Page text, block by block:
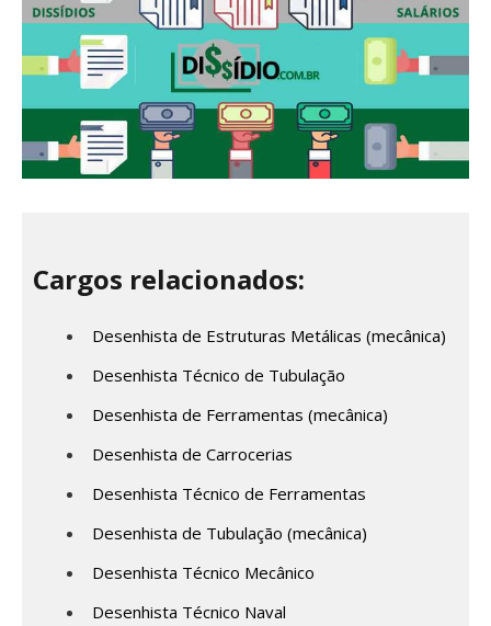
Cargos relacionados:
Desenhista de Estruturas Metálicas (mecânica)
Desenhista Técnico de Tubulação
Desenhista de Ferramentas (mecânica)
Desenhista de Carrocerias
Desenhista Técnico de Ferramentas
Desenhista de Tubulação (mecânica)
Desenhista Técnico Mecânico
Desenhista Técnico Naval